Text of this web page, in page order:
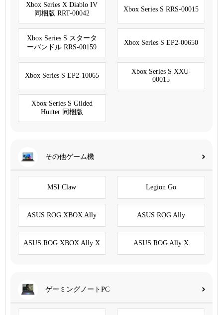
Xbox Series X Diablo IV
同梱版 RRT-00042
Xbox Series S RRS-00015
Xbox Series S スタータ
ーバンドル RRS-00159
Xbox Series S EP2-00650
Xbox Series S EP2-10065
Xbox Series S XXU-
00015
Xbox Series S Gilded
Hunter 同梱版
その他ゲーム機
MSI Claw Legion Go
ASUS ROG XBOX Ally ASUS ROG Ally
ASUS ROG XBOX Ally X ASUS ROG Ally X
ゲーミングノートPC